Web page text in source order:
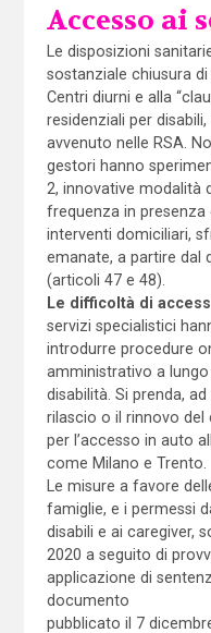
Accesso ai
Le disposizioni
sostanziale chiusura
Centri diurni e alla
residenziali per
avvenuto nelle RSA.
gestori hanno
2, innovative modalità
frequenza in presenza
interventi domiciliari,
emanate, a partire dal
(articoli 47 e 48).
Le difficoltà di
servizi specialistici
introdurre procedure
amministrativo a
disabilità. Si prenda,
rilascio o il rinnovo del
per l’accesso in auto
come Milano e Trento.
Le misure a favore
famiglie, e i permessi
disabili e ai caregiver,
2020 a seguito di
applicazione di
documento
pubblicato il 7